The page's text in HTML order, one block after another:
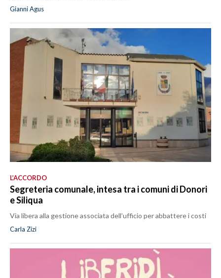
Gianni Agus
L’ACCORDO
Segreteria comunale, intesa tra i comuni di Donori
e Siliqua
Via libera alla gestione associata dell’ufficio per abbattere i costi
Carla Zizi